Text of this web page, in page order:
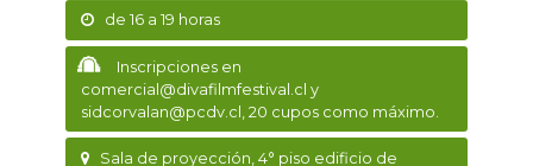
de 16 a 19 horas
Inscripciones en
comercial@divafilmfestival.cl y
sidcorvalan@pcdv.cl, 20 cupos como máximo.
Sala de proyección, 4° piso edificio de